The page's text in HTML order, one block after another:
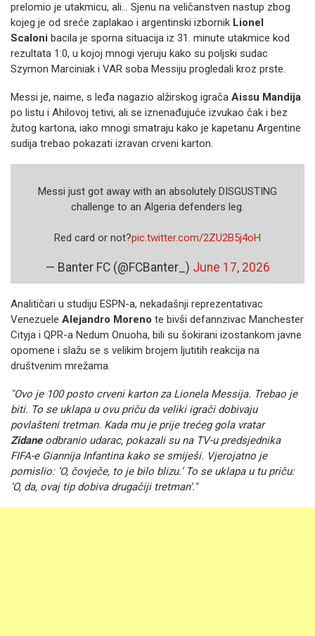
prelomio je utakmicu, ali... Sjenu na veličanstven nastup zbog
kojeg je od sreće zaplakao i argentinski izbornik Lionel
Scaloni bacila je sporna situacija iz 31. minute utakmice kod
rezultata 1:0, u kojoj mnogi vjeruju kako su poljski sudac
Szymon Marciniak i VAR soba Messiju progledali kroz prste.
Messi je, naime, s leđa nagazio alžirskog igrača Aissu Mandija
po listu i Ahilovoj tetivi, ali se iznenađujuće izvukao čak i bez
žutog kartona, iako mnogi smatraju kako je kapetanu Argentine
sudija trebao pokazati izravan crveni karton.
Messi just got away with an absolutely DISGUSTING
challenge to an Algeria defenders leg.
Red card or not?pic.twitter.com/2ZU2B5j4oH
— Banter FC (@FCBanter_) June 17, 2026
Analitičari u studiju ESPN-a, nekadašnji reprezentativac
Venezuele Alejandro Moreno te bivši defannzivac Manchester
Cityja i QPR-a Nedum Onuoha, bili su šokirani izostankom javne
opomene i slažu se s velikim brojem ljutitih reakcija na
društvenim mrežama.
"Ovo je 100 posto crveni karton za Lionela Messija. Trebao je
biti. To se uklapa u ovu priču da veliki igrači dobivaju
povlašteni tretman. Kada mu je prije trećeg gola vratar
Zidane odbranio udarac, pokazali su na TV-u predsjednika
FIFA-e Giannija Infantina kako se smiješi. Vjerojatno je
pomislio: ‘O, čovječe, to je bilo blizu.‘ To se uklapa u tu priču:
‘O, da, ovaj tip dobiva drugačiji tretman‘."